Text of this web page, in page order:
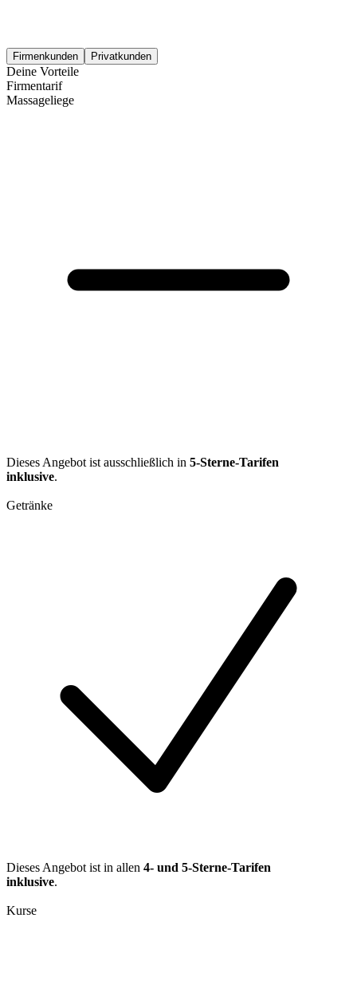
Firmenkunden Privatkunden
Deine Vorteile
Firmentarif
Massageliege
Dieses Angebot ist ausschließlich in 5-Sterne-Tarifen
inklusive.
Getränke
Dieses Angebot ist in allen 4- und 5-Sterne-Tarifen
inklusive.
Kurse